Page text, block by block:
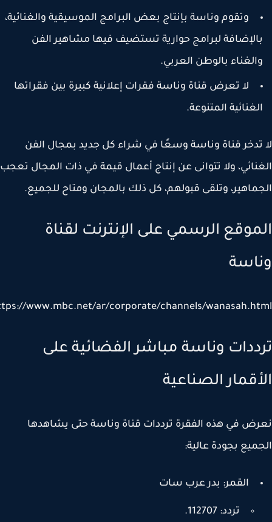
وتقوم وناسة بإنتاج بعض البرامج الموسيقية والغنائية،
لبرامج حوارية تستضيف فيها مشاهير الفن
بالوطن العربي.
لا تعرض قناة وناسة فقرات إعلانية كبيرة بين فقراتها
المتنوعة.
تدخر قناة وناسة وسعًا في شراء كل جديد بمجال الفن
ولا تتوانى عن إنتاج أعمال قيمة في ذات المجال تعجب
وتلقى قبولهم، كل ذلك بالمجان ومتاح للجميع.
الرسمي على الإنترنت لقناة
https://www.mbc.net/ar/corporate/channels/
وناسة مباشر الفضائية على
الصناعية
في هذه الفقرة ترددات قناة وناسة حتى يشاهدها
بجودة عالية:
القمر: بدر عرب سات
تردد: 112707.